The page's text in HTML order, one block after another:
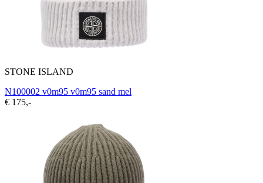
STONE ISLAND
N100002 v0m95 v0m95 sand mel
€ 175,-